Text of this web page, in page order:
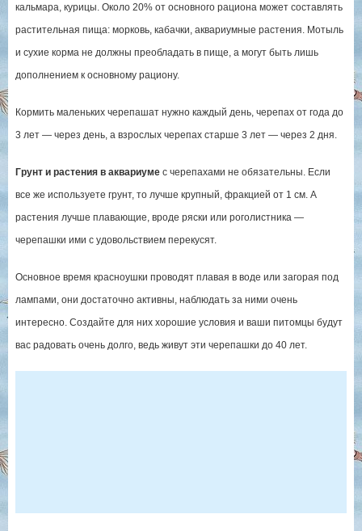
кальмара, курицы. Около 20% от основного рациона может составлять
растительная пища: морковь, кабачки, аквариумные растения. Мотыль
и сухие корма не должны преобладать в пище, а могут быть лишь
дополнением к основному рациону.
Кормить маленьких черепашат нужно каждый день, черепах от года до
3 лет — через день, а взрослых черепах старше 3 лет — через 2 дня.
Грунт и растения в аквариумес черепахами не обязательны. Если
все же используете грунт, то лучше крупный, фракцией от 1 см. А
растения лучше плавающие, вроде ряски или роголистника —
черепашки ими с удовольствием перекусят.
Основное время красноушки проводят плавая в воде или загорая под
лампами, они достаточно активны, наблюдать за ними очень
интересно. Создайте для них хорошие условия и ваши питомцы будут
вас радовать очень долго, ведь живут эти черепашки до 40 лет.